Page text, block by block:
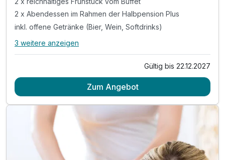
2 x Abendessen im Rahmen der Halbpension Plus
inkl. offene Getränke (Bier, Wein, Softdrinks)
Alle Inklusivleistungen
2 x reichhaltiges Frühstück vom Buffet
inkl. offene Getränke (Bier, Wein, Softdrinks)
während Ihrer Essenzeit von max. 1,5 Stunden
tägliche Nutzung der Sauna von 15:00 - 21:00 Uhr
tägliche Nutzung des Innenpools
3 weitere anzeigen
Gültig bis 22.12.2027
Zum Angebot